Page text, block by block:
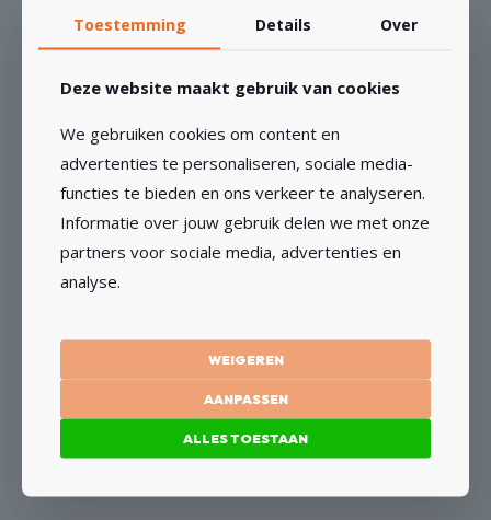
meerdere
Deze
kan
gekozen
op
de
productpagina
Dozenboor Extreme Dikwandig – 1¼”
€ 77,33
OPTIES SELECTEREN
Dit
heeft
meerdere
Deze
kan
op
Dozenboor Extreme Dunwandig – 1/2″
Vanaf €67,78
product
Toestemming Details Over
Deze website maakt gebruik van cookies
We gebruiken cookies om content en
advertenties te personaliseren, sociale media-
functies te bieden en ons verkeer te analyseren.
Informatie over jouw gebruik delen we met onze
partners voor sociale media, advertenties en
analyse.
WEIGEREN
AANPASSEN
ALLES TOESTAAN